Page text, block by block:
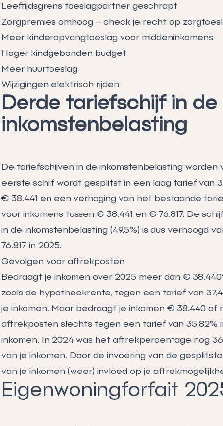
Leeftijdsgrens toeslagpartner geschrapt
Zorgpremies omhoog – check je recht op
Meer kinderopvangtoeslag voor middeninkomens
Hoger kindgebonden budget
Meer huurtoeslag
Wijzigingen elektrisch rijden
Derde tariefschijf in de
inkomstenbelasting
De tariefschijven in de inkomstenbelasting worden
eerste schijf wordt gesplitst in een laag tarief van
€ 38.441 en een verhoging van het bestaande
voor inkomens tussen € 38.441 en € 76.817. De
in de inkomstenbelasting (49,5%) is dus verhoogd
76.817 in 2025.
Gevolgen voor aftrekposten
Bedraagt je inkomen over 2025 meer dan €
zoals de hypotheekrente, tegen een tarief van
je inkomen. Maar bedraagt je inkomen € 38.440 of
aftrekposten slechts tegen een tarief van 35,82%
inkomen. In 2024 was het aftrekpercentage nog
van je inkomen. Door de invoering van de
van je inkomen (weer) invloed op je
Eigenwoningforfait